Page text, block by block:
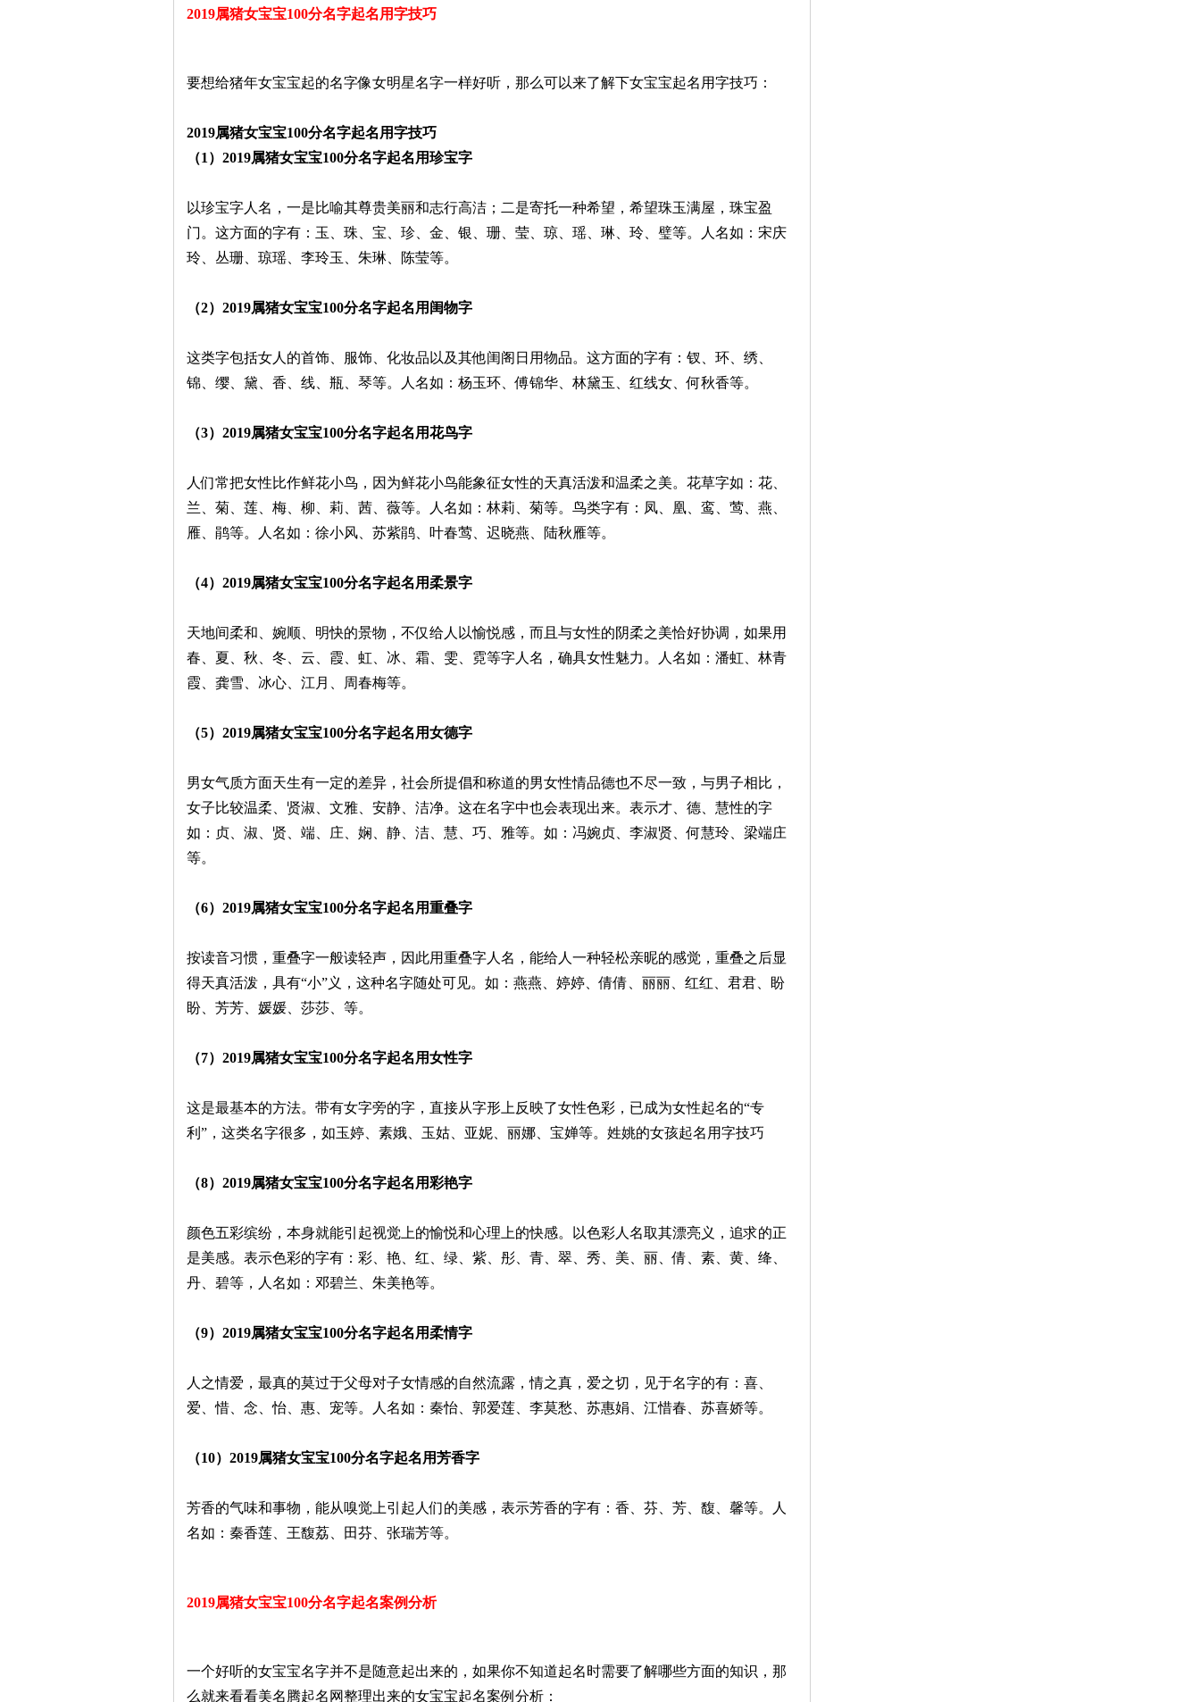
2019属猪女宝宝100分名字起名用字技巧
要想给猪年女宝宝起的名字像女明星名字一样好听，那么可以来了解下女宝宝起名用字技巧：
2019属猪女宝宝100分名字起名用字技巧
（1）2019属猪女宝宝100分名字起名用珍宝字
以珍宝字人名，一是比喻其尊贵美丽和志行高洁；二是寄托一种希望，希望珠玉满屋，珠宝盈
门。这方面的字有：玉、珠、宝、珍、金、银、珊、莹、琼、瑶、琳、玲、璧等。人名如：宋庆
玲、丛珊、琼瑶、李玲玉、朱琳、陈莹等。
（2）2019属猪女宝宝100分名字起名用闺物字
这类字包括女人的首饰、服饰、化妆品以及其他闺阁日用物品。这方面的字有：钗、环、绣、
锦、缨、黛、香、线、瓶、琴等。人名如：杨玉环、傅锦华、林黛玉、红线女、何秋香等。
（3）2019属猪女宝宝100分名字起名用花鸟字
人们常把女性比作鲜花小鸟，因为鲜花小鸟能象征女性的天真活泼和温柔之美。花草字如：花、
兰、菊、莲、梅、柳、莉、茜、薇等。人名如：林莉、菊等。鸟类字有：凤、凰、鸾、莺、燕、
雁、鹃等。人名如：徐小风、苏紫鹃、叶春莺、迟晓燕、陆秋雁等。
（4）2019属猪女宝宝100分名字起名用柔景字
天地间柔和、婉顺、明快的景物，不仅给人以愉悦感，而且与女性的阴柔之美恰好协调，如果用
春、夏、秋、冬、云、霞、虹、冰、霜、雯、霓等字人名，确具女性魅力。人名如：潘虹、林青
霞、龚雪、冰心、江月、周春梅等。
（5）2019属猪女宝宝100分名字起名用女德字
男女气质方面天生有一定的差异，社会所提倡和称道的男女性情品德也不尽一致，与男子相比，
女子比较温柔、贤淑、文雅、安静、洁净。这在名字中也会表现出来。表示才、德、慧性的字
如：贞、淑、贤、端、庄、娴、静、洁、慧、巧、雅等。如：冯婉贞、李淑贤、何慧玲、梁端庄
等。
（6）2019属猪女宝宝100分名字起名用重叠字
按读音习惯，重叠字一般读轻声，因此用重叠字人名，能给人一种轻松亲昵的感觉，重叠之后显
得天真活泼，具有“小”义，这种名字随处可见。如：燕燕、婷婷、倩倩、丽丽、红红、君君、盼
盼、芳芳、媛媛、莎莎、等。
（7）2019属猪女宝宝100分名字起名用女性字
这是最基本的方法。带有女字旁的字，直接从字形上反映了女性色彩，已成为女性起名的“专
利”，这类名字很多，如玉婷、素娥、玉姑、亚妮、丽娜、宝婵等。姓姚的女孩起名用字技巧
（8）2019属猪女宝宝100分名字起名用彩艳字
颜色五彩缤纷，本身就能引起视觉上的愉悦和心理上的快感。以色彩人名取其漂亮义，追求的正
是美感。表示色彩的字有：彩、艳、红、绿、紫、彤、青、翠、秀、美、丽、倩、素、黄、绛、
丹、碧等，人名如：邓碧兰、朱美艳等。
（9）2019属猪女宝宝100分名字起名用柔情字
人之情爱，最真的莫过于父母对子女情感的自然流露，情之真，爱之切，见于名字的有：喜、
爱、惜、念、怡、惠、宠等。人名如：秦怡、郭爱莲、李莫愁、苏惠娟、江惜春、苏喜娇等。
（10）2019属猪女宝宝100分名字起名用芳香字
芳香的气味和事物，能从嗅觉上引起人们的美感，表示芳香的字有：香、芬、芳、馥、馨等。人
名如：秦香莲、王馥荔、田芬、张瑞芳等。
2019属猪女宝宝100分名字起名案例分析
一个好听的女宝宝名字并不是随意起出来的，如果你不知道起名时需要了解哪些方面的知识，那
么就来看看美名腾起名网整理出来的女宝宝起名案例分析：